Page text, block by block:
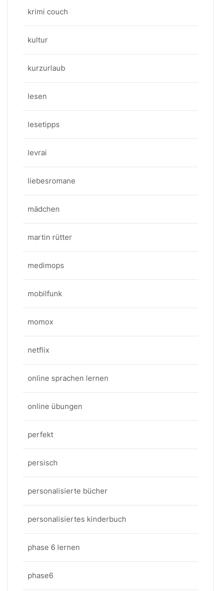
krimi couch
kultur
kurzurlaub
lesen
lesetipps
levrai
liebesromane
mädchen
martin rütter
medimops
mobilfunk
momox
netflix
online sprachen lernen
online übungen
perfekt
persisch
personalisierte bücher
personalisiertes kinderbuch
phase 6 lernen
phase6